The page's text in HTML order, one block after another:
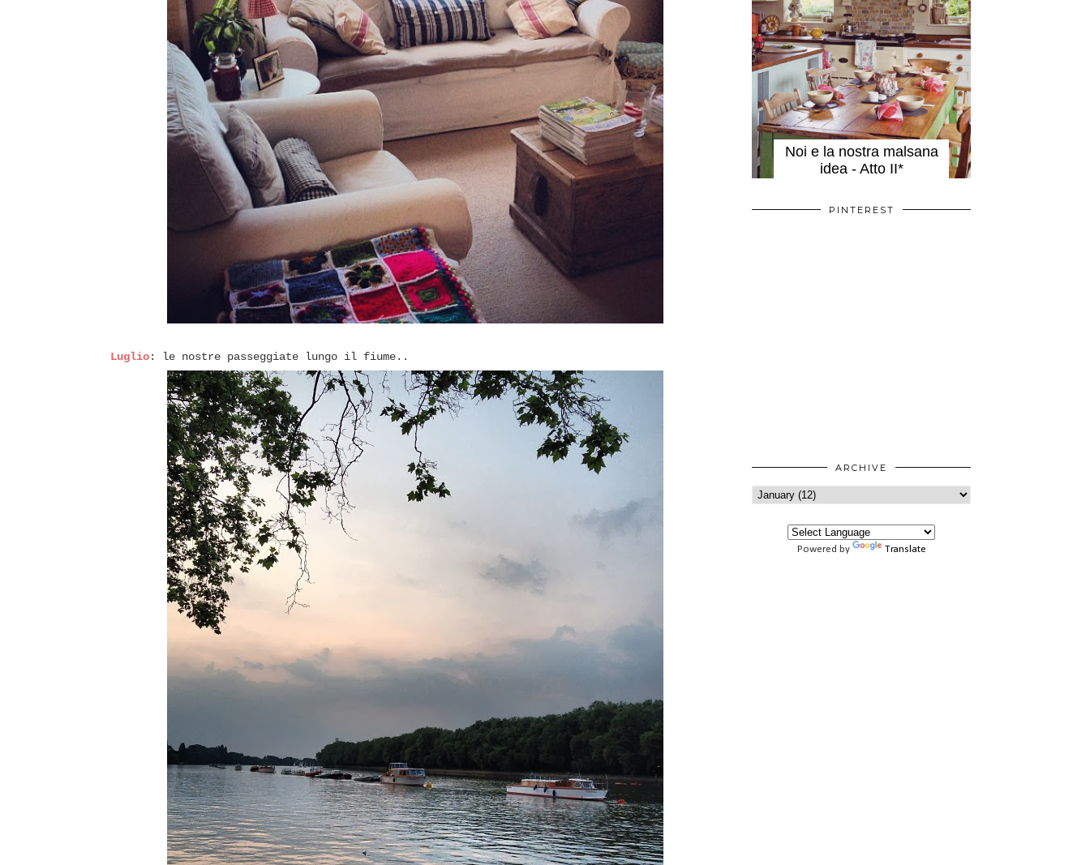
Luglio: le nostre passeggiate lungo il fiume..
Noi e la nostra malsana
idea - Atto II*
PINTEREST
ARCHIVE
Powered by Translate